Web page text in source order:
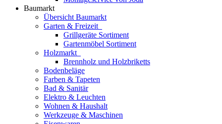
Baumarkt
Übersicht Baumarkt
Garten & Freizeit
Grillgeräte Sortiment
Gartenmöbel Sortiment
Holzmarkt
Brennholz und Holzbriketts
Bodenbeläge
Farben & Tapeten
Bad & Sanitär
Elektro & Leuchten
Wohnen & Haushalt
Werkzeuge & Maschinen